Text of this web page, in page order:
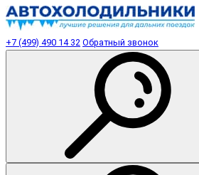
+7 (499) 490 14 32 Обратный звонок